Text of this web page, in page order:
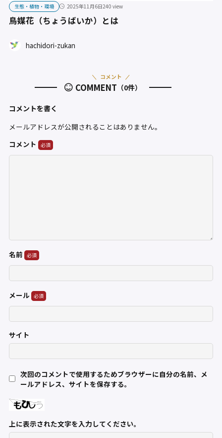
生態・植物・環境 2025年11月6日240 view
鳥媒花（ちょうばいか）とは
hachidori-zukan
COMMENT （0件）
コメント
コメントを書く
メールアドレスが公開されることはありません。
コメント
名前
メール
サイト
次回のコメントで使用するためブラウザーに自分の名前、メ
ールアドレス、サイトを保存する。
上に表示された文字を入力してください。